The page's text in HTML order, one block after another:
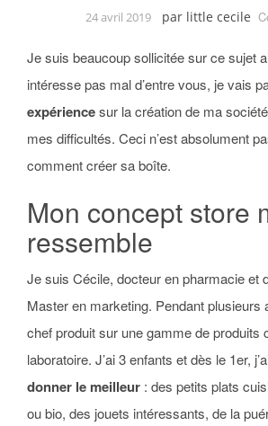
24 avril 2019 par little cecile
Je suis beaucoup sollicitée sur ce sujet
intéresse pas mal d’entre vous, je vais
expériencesur la création de ma
mes difficultés. Ceci n’est absolument
comment créer sa boîte.
Mon concept store
ressemble
Je suis Cécile, docteur en pharmacie et
Master en marketing. Pendant plusieurs
chef produit sur une gamme de produits
laboratoire. J’ai 3 enfants et dès le 1er,
donner le meilleur : des petits plats
ou bio, des jouets intéressants, de la